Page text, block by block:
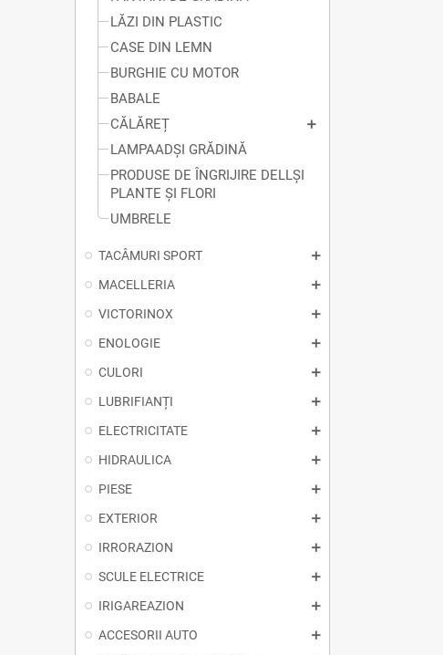
LĂZI DIN PLASTIC
CASE DIN LEMN
BURGHIE CU MOTOR
BABALE
CĂLĂREȚ
LAMPAADȘI GRĂDINĂ
PRODUSE DE ÎNGRIJIRE DELLȘI
PLANTE ȘI FLORI
UMBRELE
TACÂMURI SPORT
MACELLERIA
VICTORINOX
ENOLOGIE
CULORI
LUBRIFIANȚI
ELECTRICITATE
HIDRAULICA
PIESE
EXTERIOR
IRRORAZION
SCULE ELECTRICE
IRIGAREAZION
ACCESORII AUTO